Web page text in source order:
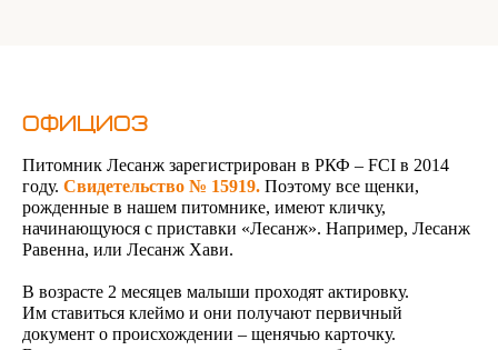
ОФИЦИОЗ
Питомник Лесанж зарегистрирован в РКФ – FCI в 2014
году. Свидетельство № 15919. Поэтому все щенки,
рожденные в нашем питомнике, имеют кличку,
начинающуюся с приставки «Лесанж». Например, Лесанж
Равенна, или Лесанж Хави.
В возрасте 2 месяцев малыши проходят актировку.
Им ставиться клеймо и они получают первичный
документ о происхождении – щенячью карточку.